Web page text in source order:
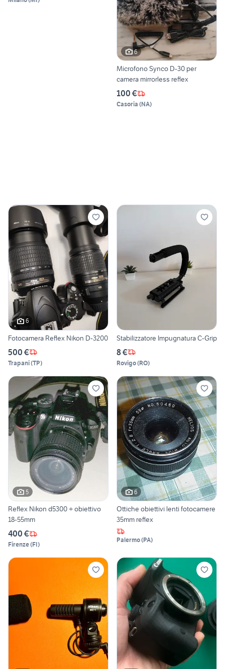
6
Microfono Synco D-30 per
camera mirrorless reflex
100 €
Casoria (NA)
6
Fotocamera Reflex Nikon D-3200
500 €
Trapani(TP)
Stabilizzatore Impugnatura C-Grip
8 €
Rovigo(RO)
5
Reflex Nikon d5300 + obiettivo
18-55mm
400 €
Firenze(FI)
6
Ottiche obiettivi lenti fotocamere
35mm reflex
Palermo(PA)